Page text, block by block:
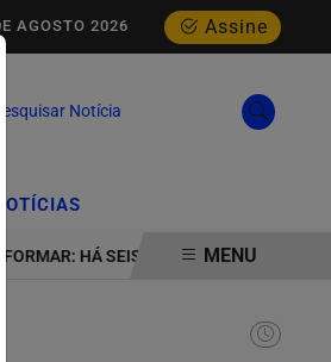
Assine
AGOSTO 2026
Notícia
NOTÍCIAS
HÁ SEIS DÉCADAS TRANSFORMANDO
MENU